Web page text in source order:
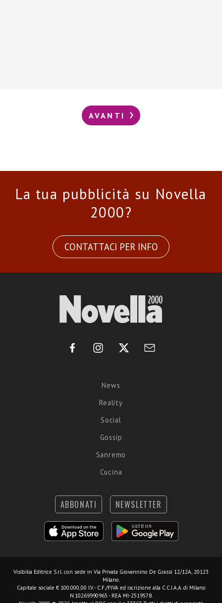
AVANTI
La tua pubblicità su Novella
2000?
CONTATTACI PER INFO
News
Reality
Social
Gossip
Sanremo
Cucina
ABBONATI NEWSLETTER
Visibilia Editrice S.r.l. con sede in Via Privata Giovannino De Grassi 12/12A, 20123
Milano.
Capitale sociale € 100.000,00 I.V. - C.F./P.IVA ed iscrizione alla C.C.I.A.A. di Milano
N.10269990965 - REA MI-2519578.